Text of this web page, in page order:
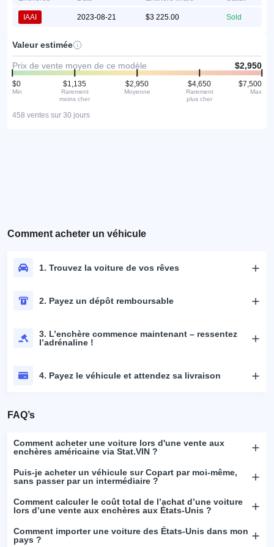
IAAI 2023-08-21 $3 225.00 Sold
Valeur estimée
Prix de vente moyen de ce modèle $2,950
$0
Min
$1,135
Rarement
moins cher
$2,950
Moyenne
$4,650
Rarement
plus cher
$7,500
Max
458 ventes sur 30 jours
Comment acheter un véhicule
1. Trouvez la voiture de vos rêves
2. Payez un dépôt remboursable
3. L’enchère commence maintenant – ressentez
l’adrénaline !
4. Payez le véhicule et attendez sa livraison
FAQ’s
Comment acheter une voiture lors d'une vente aux
enchères américaine via Stat.VIN ?
Puis-je acheter un véhicule sur Copart par moi-même,
sans passer par un intermédiaire ?
Comment calculer le coût total de l’achat d’une voiture
lors d’une vente aux enchères aux États-Unis ?
Comment importer une voiture des États-Unis dans mon
pays ?